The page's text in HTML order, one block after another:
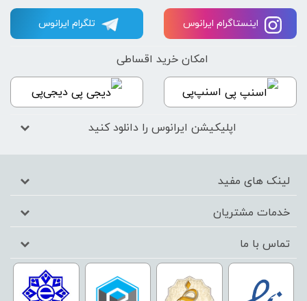
تلگرام ایرانوس اینستاگرام ایرانوس
امکان خرید اقساطی
اسنپ‌پی دیجی‌پی
اپلیکیشن ایرانوس را دانلود کنید
لینک های مفید
خدمات مشتریان
تماس با ما